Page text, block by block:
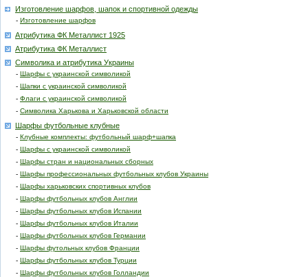
Изготовление шарфов, шапок и спортивной одежды
- Изготовление шарфов
Атрибутика ФК Металлист 1925
Атрибутика ФК Металлист
Символика и атрибутика Украины
- Шарфы с украинской символикой
- Шапки с украинской символикой
- Флаги с украинской символикой
- Символика Харькова и Харьковской области
Шарфы футбольные клубные
- Клубные комплекты: футбольный шарф+шапка
- Шарфы с украинской символикой
- Шарфы стран и национальных сборных
- Шарфы профессиональных футбольных клубов Украины
- Шарфы харьковских спортивных клубов
- Шарфы футбольных клубов Англии
- Шарфы футбольных клубов Испании
- Шарфы футбольных клубов Италии
- Шарфы футбольных клубов Германии
- Шарфы футольных клубов Франции
- Шарфы футбольных клубов Турции
- Шарфы футбольных клубов Голландии